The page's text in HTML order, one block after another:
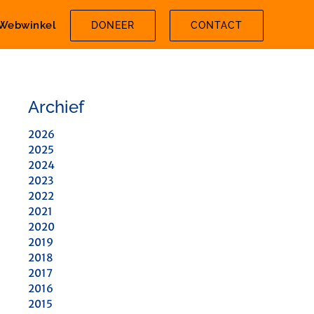
DONEER CONTACT
Archief
2026
2025
2024
2023
2022
2021
2020
2019
2018
2017
2016
2015